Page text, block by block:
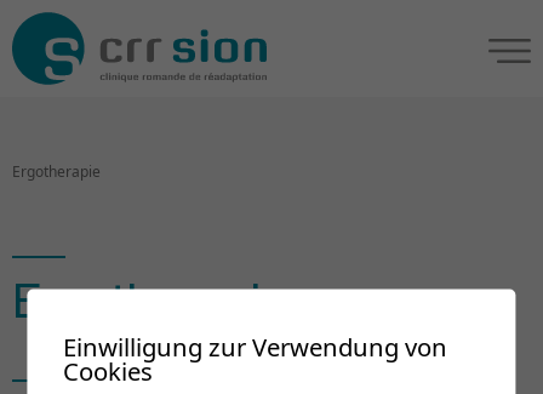
Ergotherapie
Ergotherapie
Einwilligung zur Verwendung von
Cookies